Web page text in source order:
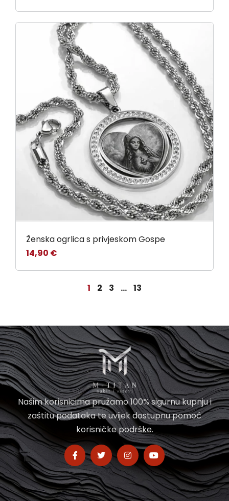
Ženska ogrlica s privjeskom Gospe
14,90 €
1 2 3 … 13
Našim korisnicima pružamo 100% sigurnu kupnju i
zaštitu podataka te uvijek dostupnu pomoć
korisničke podrške.